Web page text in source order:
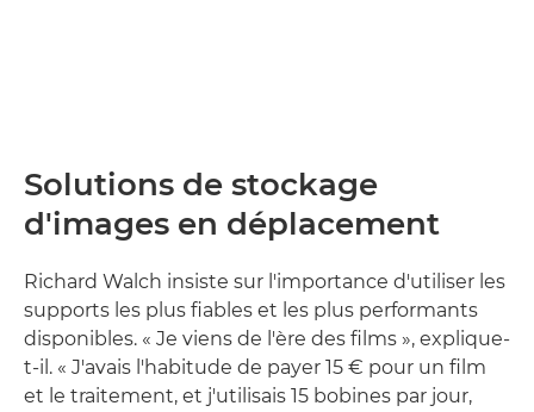
Solutions de stockage
d'images en déplacement
Richard Walch insiste sur l'importance d'utiliser les
supports les plus fiables et les plus performants
disponibles. « Je viens de l'ère des films », explique-
t-il. « J'avais l'habitude de payer 15 € pour un film
et le traitement, et j'utilisais 15 bobines par jour,